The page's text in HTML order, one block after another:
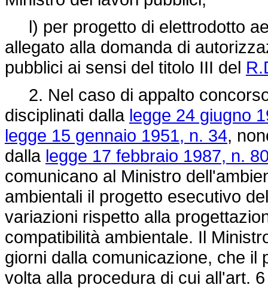
l) per progetto di elettrodotto
allegato alla domanda di
pubblici ai sensi del titolo III del
2. Nel caso di appalto
disciplinati dalla legge 24 giugno
legge 15 gennaio 1951, n. 34,
dalla legge 17 febbraio 1987, n.
comunicano al Ministro
ambientali il progetto esecutivo
variazioni rispetto alla
compatibilità ambientale. Il
giorni dalla comunicazione, che
volta alla procedura di cui all'art.